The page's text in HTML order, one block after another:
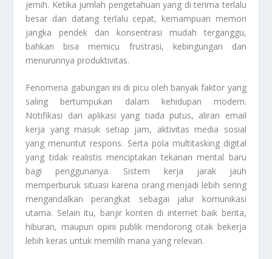
jernih. Ketika jumlah pengetahuan yang di terima terlalu
besar dan datang terlalu cepat, kemampuan memori
jangka pendek dan konsentrasi mudah terganggu,
bahkan bisa memicu frustrasi, kebingungan dan
menurunnya produktivitas.
Fenomena gabungan ini di picu oleh banyak faktor yang
saling bertumpukan dalam kehidupan modern.
Notifikasi dari aplikasi yang tiada putus, aliran email
kerja yang masuk setiap jam, aktivitas media sosial
yang menuntut respons. Serta pola multitasking digital
yang tidak realistis menciptakan tekanan mental baru
bagi penggunanya. Sistem kerja jarak jauh
memperburuk situasi karena orang menjadi lebih sering
mengandalkan perangkat sebagai jalur komunikasi
utama. Selain itu, banjir konten di internet baik berita,
hiburan, maupun opini publik mendorong otak bekerja
lebih keras untuk memilih mana yang relevan.